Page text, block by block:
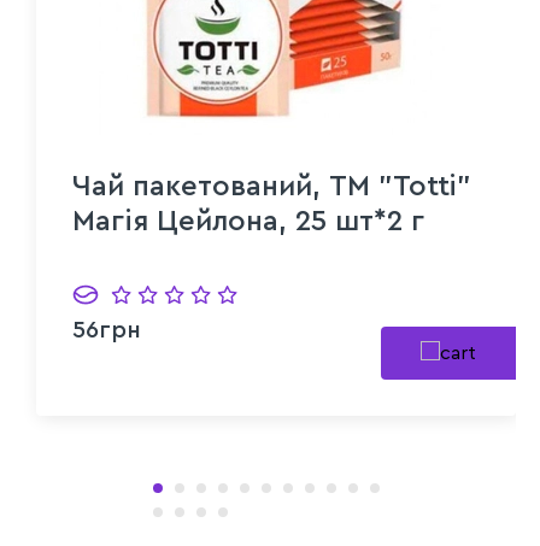
Чай пакетований, TM "Totti"
Магія Цейлона, 25 шт*2 г
56грн